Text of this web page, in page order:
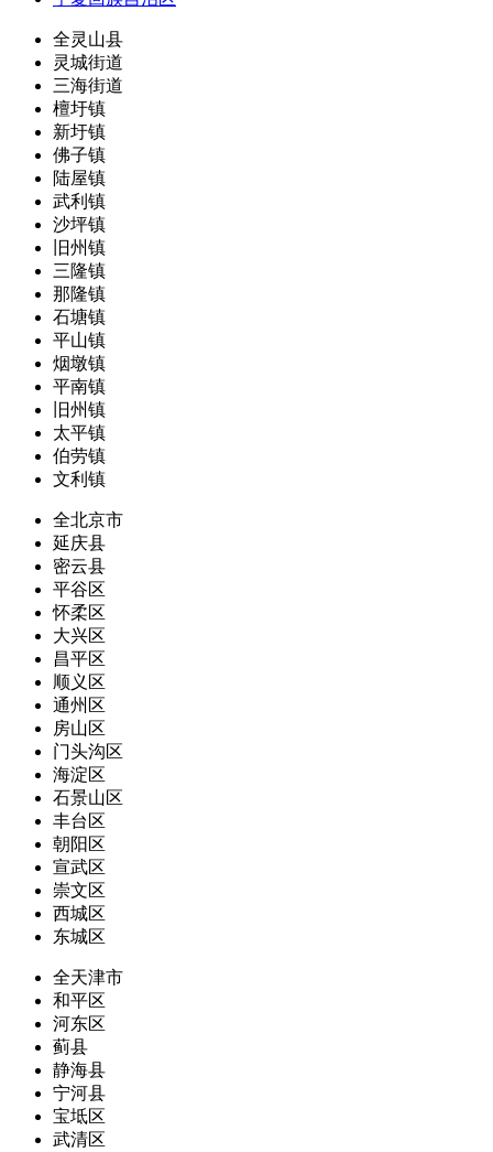
全灵山县
灵城街道
三海街道
檀圩镇
新圩镇
佛子镇
陆屋镇
武利镇
沙坪镇
旧州镇
三隆镇
那隆镇
石塘镇
平山镇
烟墩镇
平南镇
旧州镇
太平镇
伯劳镇
文利镇
全北京市
延庆县
密云县
平谷区
怀柔区
大兴区
昌平区
顺义区
通州区
房山区
门头沟区
海淀区
石景山区
丰台区
朝阳区
宣武区
崇文区
西城区
东城区
全天津市
和平区
河东区
蓟县
静海县
宁河县
宝坻区
武清区